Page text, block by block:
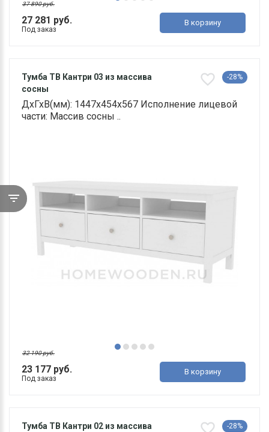
27 281 руб.
37 890 руб.
Под заказ
В корзину
Тумба ТВ Кантри 03 из массива
сосны
-28%
ДхГхВ(мм): 1447х454х567 Исполнение лицевой
части: Массив сосны ..
23 177 руб.
32 190 руб.
Под заказ
В корзину
Тумба ТВ Кантри 02 из массива
-28%